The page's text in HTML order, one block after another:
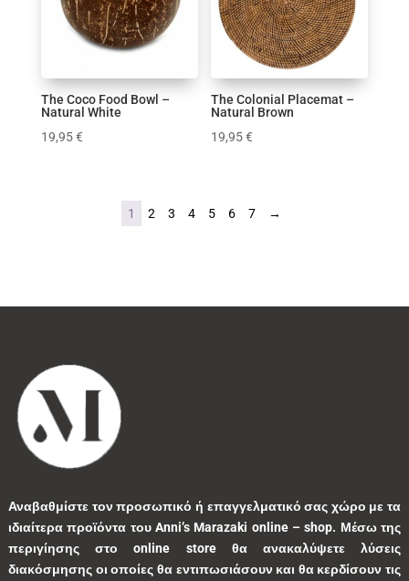
The Coco Food Bowl –
Natural White
19,95€
The Colonial Placemat –
Natural Brown
19,95€
1 2 3 4 5 6 7 →
Αναβαθμίστε τον προσωπικό ή επαγγελματικό σας χώρο με τα
ιδιαίτερα προϊόντα του Anni’s Marazaki online – shop. Μέσω της
περιγίησης στο online store θα ανακαλύψετε λύσεις
διακόσμησης οι οποίες θα εντιπωσιάσουν και θα κερδίσουν τις